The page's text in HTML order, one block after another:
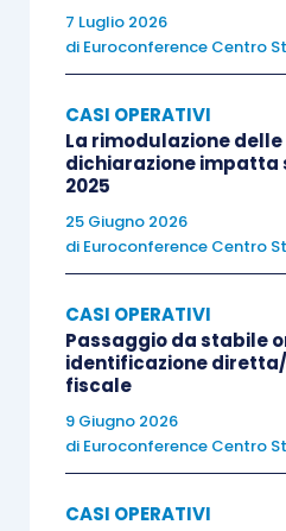
7 Luglio 2026
di Euroconference Centro
CASI OPERATIVI
La rimodulazione
dichiarazione impatta
2025
25 Giugno 2026
di Euroconference Centro
CASI OPERATIVI
Passaggio da stabile
identificazione
fiscale
9 Giugno 2026
di Euroconference Centro
CASI OPERATIVI